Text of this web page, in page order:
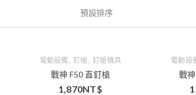
預設排序
電動設備 釘槍 釘槍機具
戰神 F50 直釘槍
1,870NT$
電動設
戰